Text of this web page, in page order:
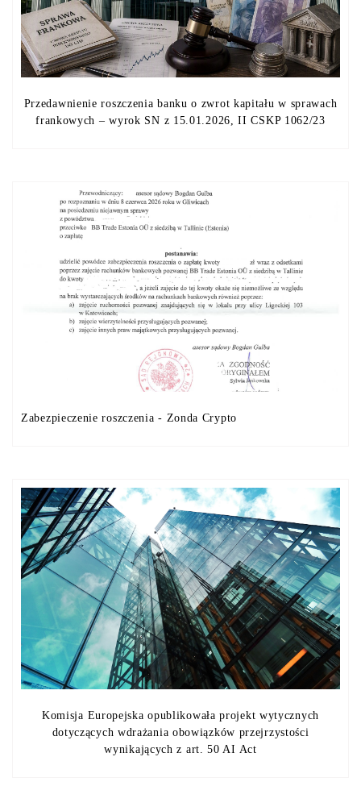
Przedawnienie roszczenia banku o zwrot kapitału w sprawach
frankowych – wyrok SN z 15.01.2026, II CSKP 1062/23
Zabezpieczenie roszczenia - Zonda Crypto
Komisja Europejska opublikowała projekt wytycznych
dotyczących wdrażania obowiązków przejrzystości
wynikających z art. 50 AI Act